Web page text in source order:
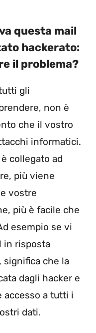
questa mail
hackerato:
il problema?
gli
non è
che il vostro
informatici.
collegato ad
più viene
vostre
più è facile che
esempio se vi
in risposta
, significa che la
dagli hacker e
accesso a tutti i
dati.